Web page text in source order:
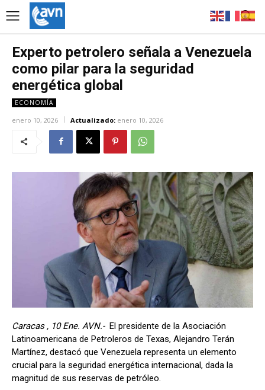
Experto petrolero señala a Venezuela
como pilar para la seguridad
energética global
ECONOMÍA
enero 10, 2026 Actualizado: enero 10, 2026
Caracas , 10 Ene. AVN.- El presidente de la Asociación
Latinoamericana de Petroleros de Texas, Alejandro Terán
Martínez, destacó que Venezuela representa un elemento
crucial para la seguridad energética internacional, dada la
magnitud de sus reservas de petróleo.